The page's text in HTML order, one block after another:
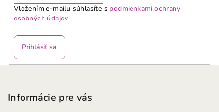
Vložením e-mailu súhlasíte s podmienkami ochrany
osobných údajov
Prihlásiť sa
Informácie pre vás